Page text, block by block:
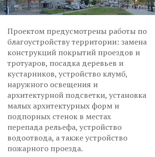
Проектом предусмотрены работы по
благоустройству территории: замена
конструкций покрытий проездов и
тротуаров, посадка деревьев и
кустарников, устройство клумб,
наружного освещения и
архитектурной подсветки, установка
малых архитектурных форм и
подпорных стенок в местах
перепада рельефа, устройство
водоотвода, а также устройство
пожарного проезда.